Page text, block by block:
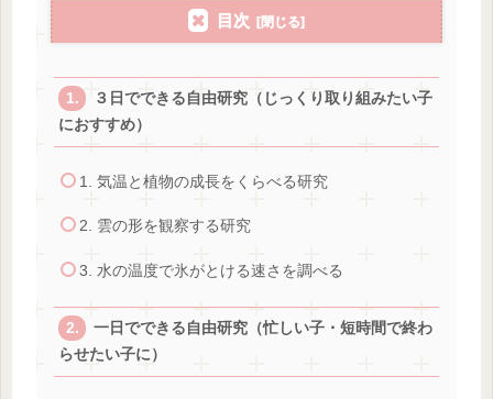
目次
３日でできる自由研究（じっくり取り組みたい子
におすすめ）
1. 気温と植物の成長をくらべる研究
2. 雲の形を観察する研究
3. 水の温度で氷がとける速さを調べる
一日でできる自由研究（忙しい子・短時間で終わ
らせたい子に）